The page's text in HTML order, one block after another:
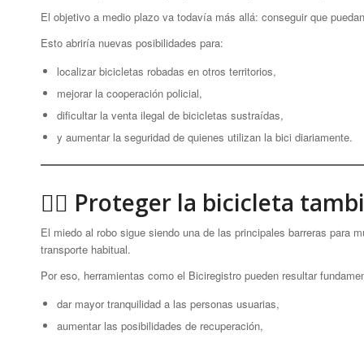
El objetivo a medio plazo va todavía más allá: conseguir que
Esto abriría nuevas posibilidades para:
localizar bicicletas robadas en otros territorios,
mejorar la cooperación policial,
dificultar la venta ilegal de bicicletas sustraídas,
y aumentar la seguridad de quienes utilizan la bici diariamente.
🚴‍♀️ Proteger la bicicleta
El miedo al robo sigue siendo una de las principales barreras para
transporte habitual.
Por eso, herramientas como el Biciregistro pueden resultar
dar mayor tranquilidad a las personas usuarias,
aumentar las posibilidades de recuperación,